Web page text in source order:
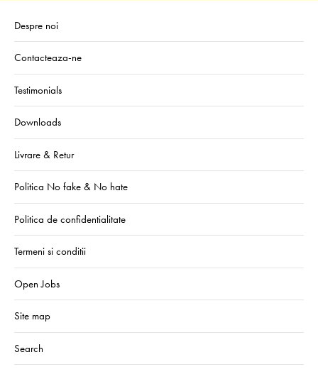
Despre noi
Contacteaza-ne
Testimonials
Downloads
Livrare & Retur
Politica No fake & No hate
Politica de confidentialitate
Termeni si conditii
Open Jobs
Site map
Search